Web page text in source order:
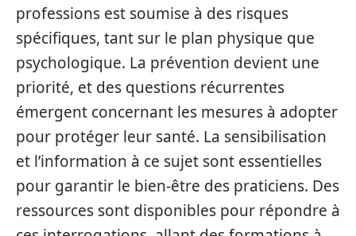
professions est soumise à des risques
spécifiques, tant sur le plan physique que
psychologique. La prévention devient une
priorité, et des questions récurrentes
émergent concernant les mesures à adopter
pour protéger leur santé. La sensibilisation
et l’information à ce sujet sont essentielles
pour garantir le bien-être des praticiens. Des
ressources sont disponibles pour répondre à